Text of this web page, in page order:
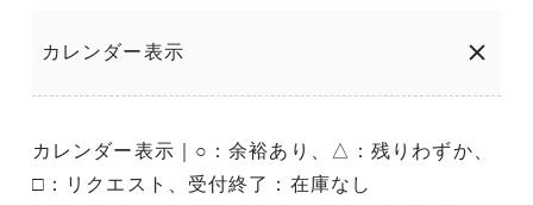
カレンダー表示
カレンダー表示｜○：余裕あり、△：残りわずか、
□：リクエスト、受付終了：在庫なし